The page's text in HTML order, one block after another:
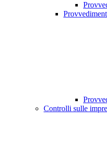
Controlli sulle